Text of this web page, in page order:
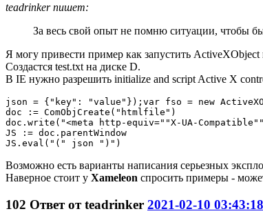
teadrinker пишет:
За весь свой опыт не помню ситуации, чтобы
Я могу привести пример как запустить ActiveXObject
Создастся test.txt на диске D.
В IE нужно разрешить initialize and script Active X
json = {"key": "value"});var fso = new
doc := ComObjCreate("htmlfile")
doc.write("<meta http-equiv=""X-UA-
JS := doc.parentWindow
JS.eval("(" json ")")
Возможно есть варианты написания серьезных
Наверное стоит у Xameleon спросить примеры -
102 Ответ отteadrinker 2021-02-10 03:43:18